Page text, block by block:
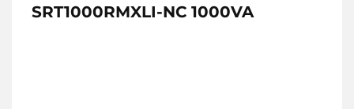
SRT1000RMXLI-NC 1000VA